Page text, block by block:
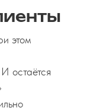
этом
остаётся